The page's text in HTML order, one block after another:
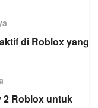
di Roblox yang
2 Roblox untuk